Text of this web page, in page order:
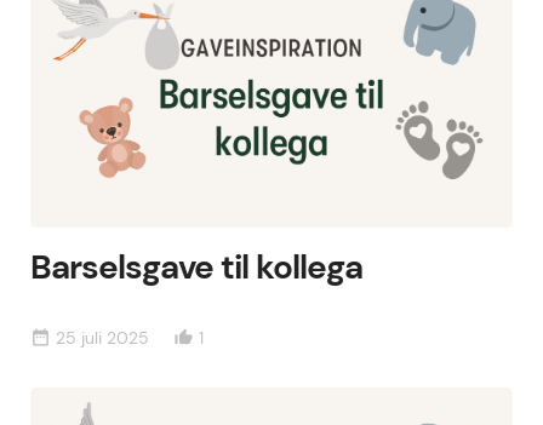
Barselsgave til kollega
date_range 25 juli 2025 thumb_up_alt 1